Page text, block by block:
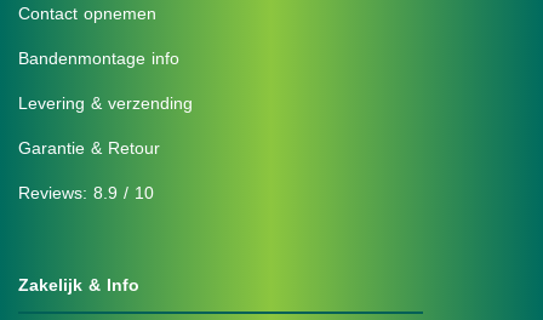
Contact opnemen
Bandenmontage info
Levering & verzending
Garantie & Retour
Reviews: 8.9 / 10
Zakelijk & Info